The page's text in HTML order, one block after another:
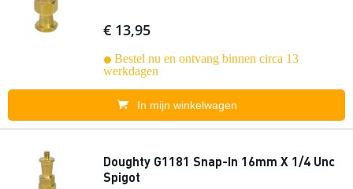
€ 13,95
Bestel nu en ontvang binnen circa 13
werkdagen
In mijn winkelwagen
Doughty G1181 Snap-In 16mm X 1/4 Unc
Spigot